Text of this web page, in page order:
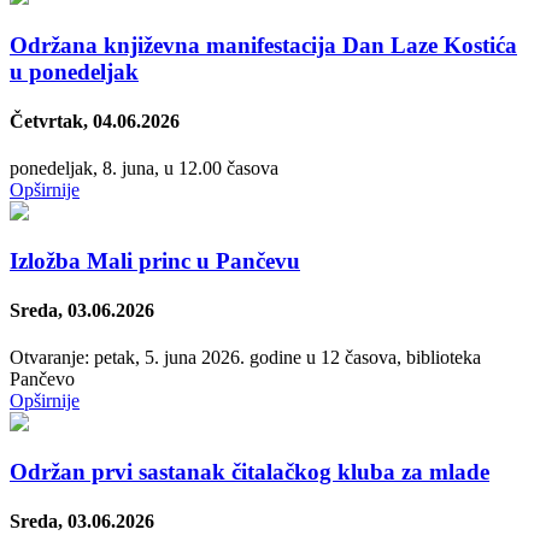
Održana književna manifestacija Dan Laze Kostića
u ponedeljak
Četvrtak, 04.06.2026
ponedelјak, 8. juna, u 12.00 časova
Opširnije
Izložba Mali princ u Pančevu
Sreda, 03.06.2026
Otvaranje: petak, 5. juna 2026. godine u 12 časova, biblioteka
Pančevo
Opširnije
Održan prvi sastanak čitalačkog kluba za mlade
Sreda, 03.06.2026